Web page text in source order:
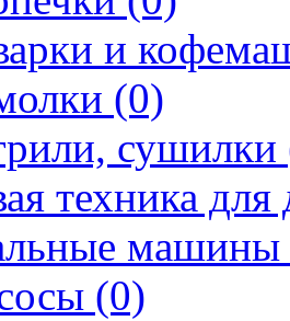
и
(0)
сушилки
техника
машины
(0)